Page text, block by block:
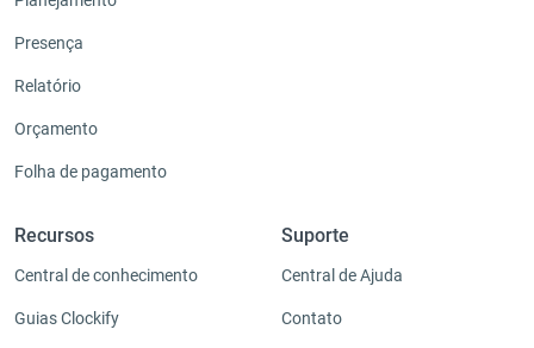
Presença
Relatório
Orçamento
Folha de pagamento
Recursos
Central de conhecimento
Guias Clockify
Suporte
Central de Ajuda
Contato